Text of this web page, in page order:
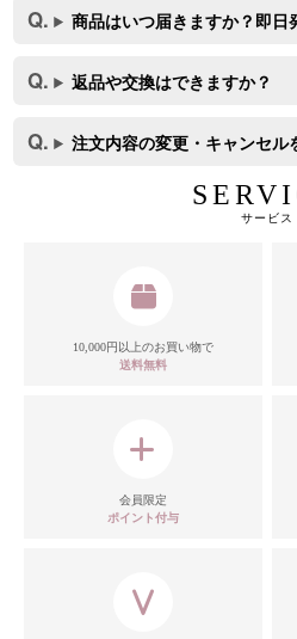
商品はいつ届きますか？即日
返品や交換はできますか？
注文内容の変更・キャンセル
サービス
10,000円以上のお買い物で
送料無料
会員限定
ポイント付与